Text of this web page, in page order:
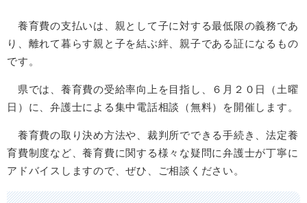
養育費の支払いは、親として子に対する最低限の義務であ
り、離れて暮らす親と子を結ぶ絆、親子である証になるもの
です。
県では、養育費の受給率向上を目指し、６月２０日（土曜
日）に、弁護士による集中電話相談（無料）を開催します。
養育費の取り決め方法や、裁判所でできる手続き、法定養
育費制度など、養育費に関する様々な疑問に弁護士が丁寧に
アドバイスしますので、ぜひ、ご相談ください。